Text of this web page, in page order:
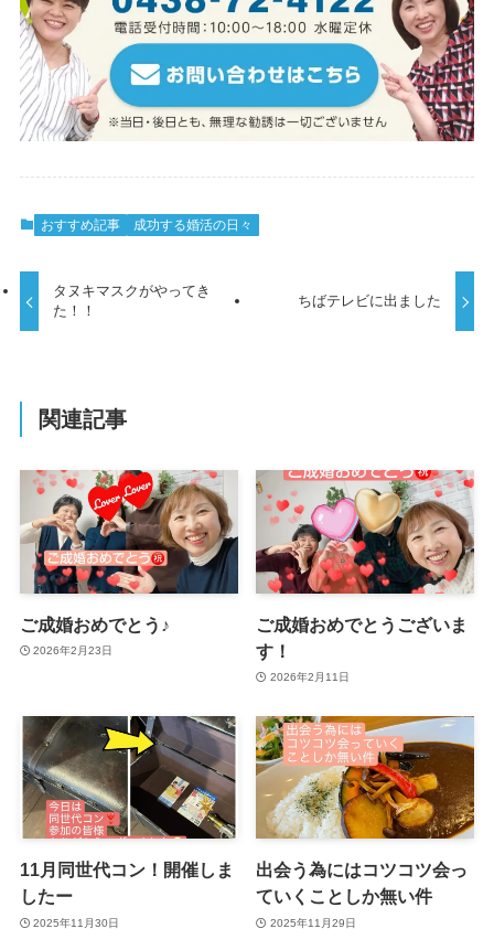
おすすめ記事 成功する婚活の日々
タヌキマスクがやってき
た！！
ちばテレビに出ました
関連記事
ご成婚おめでとう♪
2026年2月23日
ご成婚おめでとうございま
す！
2026年2月11日
11月同世代コン！開催しま
したー
2025年11月30日
出会う為にはコツコツ会っ
ていくことしか無い件
2025年11月29日